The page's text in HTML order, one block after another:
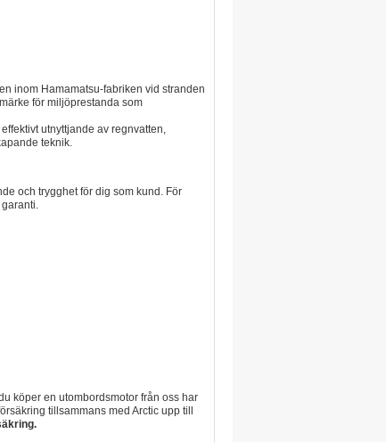
inom Hamamatsu-fabriken vid stranden
för miljöprestanda som
utnyttjande av regnvatten,
teknik.
och trygghet för dig som kund. För
köper en utombordsmotor från oss har
tillsammans med Arctic upp till